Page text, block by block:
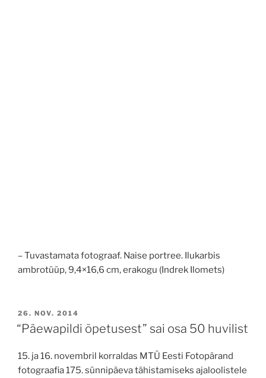
– Tuvastamata fotograaf. Naise portree. Ilukarbis
ambrotüüp, 9,4×16,6 cm, erakogu (Indrek Ilomets)
POSTED
ON
26. NOV. 2014
“Päewapildi õpetusest” sai osa 50 huvilist
15. ja 16. novembril korraldas MTÜ Eesti Fotopärand
fotograafia 175. sünnipäeva tähistamiseks ajaloolistele